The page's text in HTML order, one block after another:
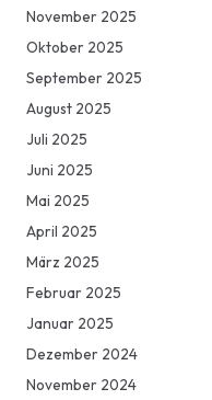
November 2025
Oktober 2025
September 2025
August 2025
Juli 2025
Juni 2025
Mai 2025
April 2025
März 2025
Februar 2025
Januar 2025
Dezember 2024
November 2024